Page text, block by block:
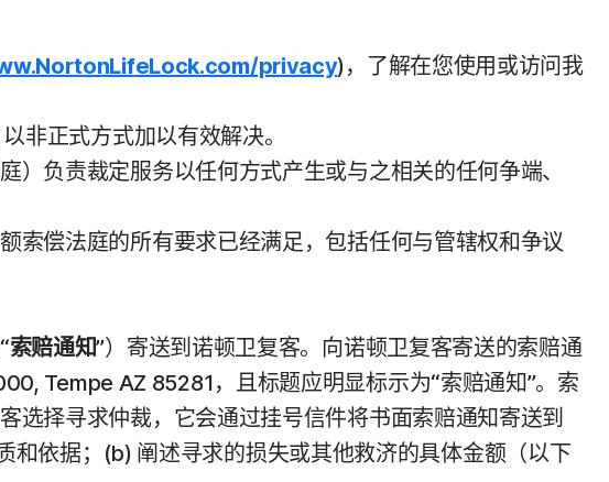
privacy)，了解在您使用或访问我
非正式方式加以有效解决。
负责裁定服务以任何方式产生或与之相关的任何争端、
索偿法庭的所有要求已经满足，包括任何与管辖权和争议
索赔通知”）寄送到诺顿卫复客。向诺顿卫复客寄送的索赔通
Tempe AZ 85281，且标题应明显标示为“索赔通知”。索
选择寻求仲裁，它会通过挂号信件将书面索赔通知寄送到
依据；(b) 阐述寻求的损失或其他救济的具体金额（以下